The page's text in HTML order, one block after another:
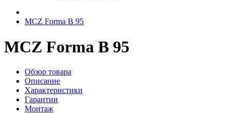
MCZ Forma B 95
MCZ Forma B 95
Обзор товара
Описание
Характеристики
Гарантии
Монтаж